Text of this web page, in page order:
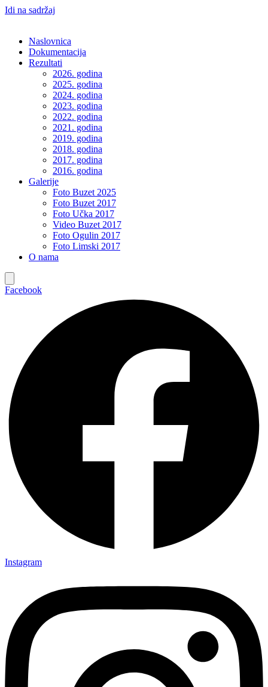
Idi na sadržaj
Naslovnica
Dokumentacija
Rezultati
2026. godina
2025. godina
2024. godina
2023. godina
2022. godina
2021. godina
2019. godina
2018. godina
2017. godina
2016. godina
Galerije
Foto Buzet 2025
Foto Buzet 2017
Foto Učka 2017
Video Buzet 2017
Foto Ogulin 2017
Foto Limski 2017
O nama
Facebook
Instagram